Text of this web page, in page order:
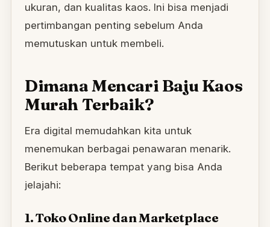
ukuran, dan kualitas kaos. Ini bisa menjadi
pertimbangan penting sebelum Anda
memutuskan untuk membeli.
Dimana Mencari Baju Kaos
Murah Terbaik?
Era digital memudahkan kita untuk
menemukan berbagai penawaran menarik.
Berikut beberapa tempat yang bisa Anda
jelajahi:
1. Toko Online dan Marketplace